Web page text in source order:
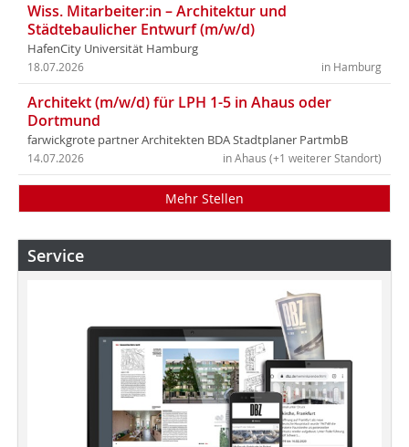
Wiss. Mitarbeiter:in – Architektur und
Städtebaulicher Entwurf (m/w/d)
HafenCity Universität Hamburg
in Hamburg
18.07.2026
Architekt (m/w/d) für LPH 1-5 in Ahaus oder
Dortmund
farwickgrote partner Architekten BDA Stadtplaner PartmbB
in Ahaus (+1 weiterer Standort)
14.07.2026
Mehr Stellen
Service